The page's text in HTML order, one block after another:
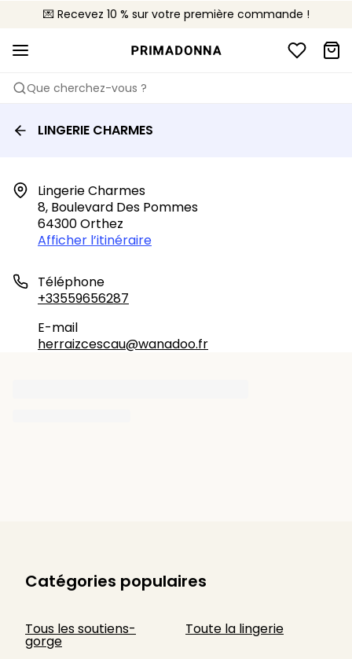
💌 Recevez 10 % sur votre première commande !
🚚 Livraison gratuite à partir de 90€
📦 Retours gratuits
Que cherchez-vous ?
LINGERIE CHARMES
Lingerie Charmes
8, Boulevard Des Pommes
64300 Orthez
Afficher l’itinéraire
Téléphone
+33559656287
E-mail
herraizcescau@wanadoo.fr
Catégories populaires
Tous les soutiens-
gorge
Toute la lingerie